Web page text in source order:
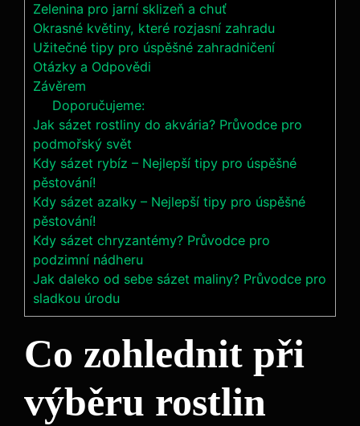
Zelenina pro jarní sklizeň a chuť
Okrasné květiny, které rozjasní zahradu
Užitečné tipy pro úspěšné zahradničení
Otázky a Odpovědi
Závěrem
Doporučujeme:
Jak sázet rostliny do akvária? Průvodce pro
podmořský svět
Kdy sázet rybíz – Nejlepší tipy pro úspěšné
pěstování!
Kdy sázet azalky – Nejlepší tipy pro úspěšné
pěstování!
Kdy sázet chryzantémy? Průvodce pro
podzimní nádheru
Jak daleko od sebe sázet maliny? Průvodce pro
sladkou úrodu
Co zohlednit při
výběru rostlin